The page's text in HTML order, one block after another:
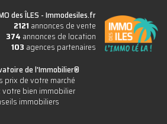
des ÎLES -Immodesiles.fr
2121 annonces de vente
374 annonces de location
103 agences partenaires
de l'Immobilier®
prix de votre marché
votre bien immobilier
immobiliers